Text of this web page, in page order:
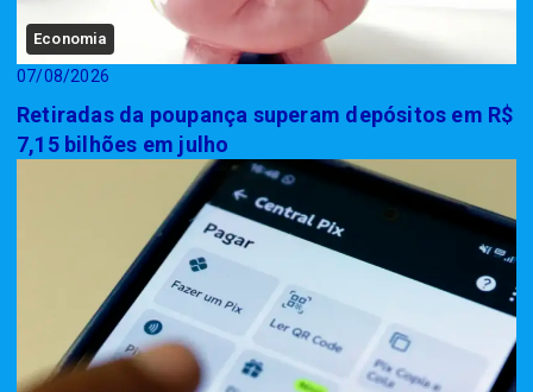
Economia
07/08/2026
Retiradas da poupança superam depósitos em R$
7,15 bilhões em julho